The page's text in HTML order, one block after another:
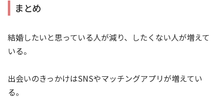
まとめ
結婚したいと思っている人が減り、したくない人が増えて
いる。
出会いのきっかけはSNSやマッチングアプリが増えてい
る。